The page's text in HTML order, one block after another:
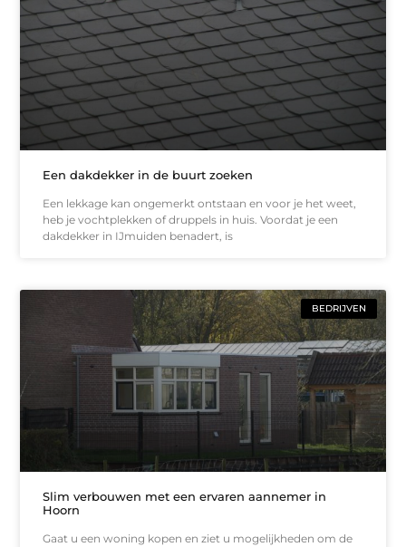
Een dakdekker in de buurt zoeken
Een lekkage kan ongemerkt ontstaan en voor je het weet,
heb je vochtplekken of druppels in huis. Voordat je een
dakdekker in IJmuiden benadert, is
BEDRIJVEN
Slim verbouwen met een ervaren aannemer in
Hoorn
Gaat u een woning kopen en ziet u mogelijkheden om de